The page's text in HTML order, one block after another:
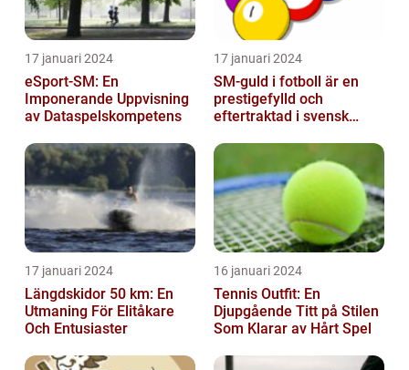
17 januari 2024
eSport-SM: En
Imponerande Uppvisning
av Dataspelskompetens
17 januari 2024
SM-guld i fotboll är en
prestigefylld och
eftertraktad i svensk
17 januari 2024
Längdskidor 50 km: En
Utmaning För Elitåkare
Och Entusiaster
16 januari 2024
Tennis Outfit: En
Djupgående Titt på Stilen
Som Klarar av Hårt Spel